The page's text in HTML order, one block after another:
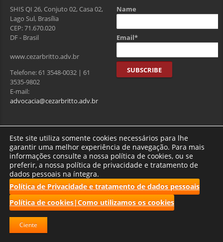
SHIS QI 26, Conjuto 02, Casa 02,
Lago Sul, Brasília
CEP: 71.670.020
DF - Brasil
www.cezarbritto.adv.br
Telefone: 61 3548-0032 | 61
3535-9802
E-mail:
advocacia@cezarbritto.adv.br
Name
Email*
Total de usuários : 275200
2017 CBRF | Todos os direitos reservados.
Este site utiliza somente cookies necessários para lhe
garantir uma melhor experiência de navegação. Para mais
informações consulte a nossa política de cookies, ou se
preferir, a nossa política de privacidade e tratamento de
dados pessoais na íntegra.
Política de Privacidade e tratamento de dados pessoais
Política de cookies|Como utilizamos os cookies
Ciente